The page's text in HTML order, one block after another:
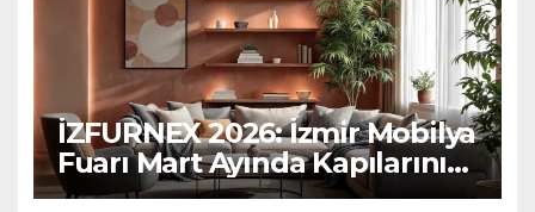
İZFURNEX 2026: İzmir Mobilya
Fuarı Mart Ayında Kapılarını
Açıyor